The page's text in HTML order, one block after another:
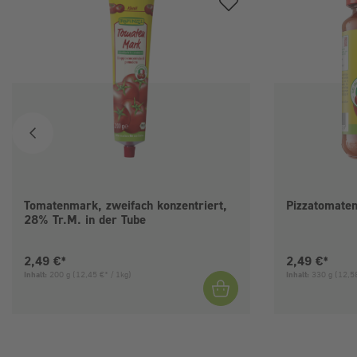
Tomatenmark, zweifach konzentriert,
28% Tr.M. in der Tube
Aktueller Preis:
2,49 €*
Inhalt: 200 g (12,45 €* / 1kg)
Pizzatomaten
Aktueller
2,49 €*
Inhalt: 330 g